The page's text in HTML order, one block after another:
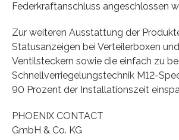
Federkraftanschluss angeschlossen
Zur weiteren Ausstattung der
Statusanzeigen bei Verteilerboxen
Ventilsteckern sowie die einfach zu
Schnellverriegelungstechnik M12-
90 Prozent der Installationszeit
PHOENIX CONTACT
GmbH & Co. KG